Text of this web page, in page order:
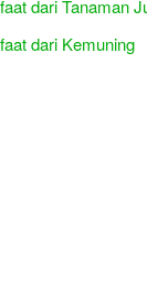
dari Tanaman
dari Kemuning